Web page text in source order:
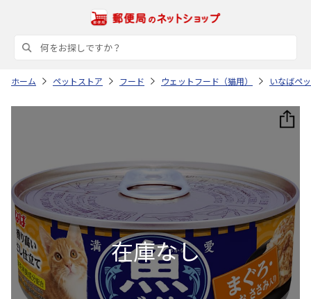
ホーム ペットストア フード ウェットフード（猫用） いなばペ